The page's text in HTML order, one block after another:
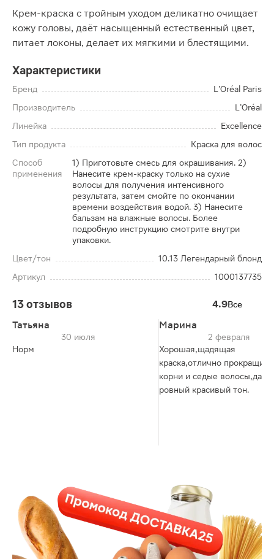
Крем-краска с тройным уходом деликатно очищает
кожу головы, даёт насыщенный естественный цвет,
питает локоны, делает их мягкими и блестящими.
Характеристики
Бренд
L’Oréal Paris
Производитель
L’Oréal
Линейка
Excellence
Тип продукта
Краска для волос
Способ
применения
1) Приготовьте смесь для окрашивания. 2)
Нанесите крем-краску только на сухие
волосы для получения интенсивного
результата, затем смойте по окончании
времени воздействия водой. 3) Нанесите
бальзам на влажные волосы. Более
подробную инструкцию смотрите внутри
упаковки.
Цвет/тон
10.13 Легендарный блонд
Артикул
1000137735
13 отзывов 4.9Все
Татьяна
30 июля
Норм
Марина
2 февраля
Хорошая,щадящая
краска,отлично
корни и седые волосы,дает
ровный красивый тон.